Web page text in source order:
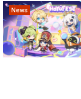
News